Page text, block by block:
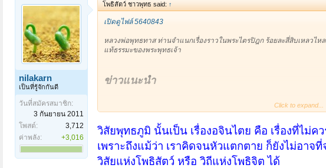
nilakarn
เป็นที่รู้จักกันดี
วันที่สมัครสมาชิก:
3 กันยายน 2011
โพสต์:
3,712
ค่าพลัง:
+3,016
โพธิสัตว์ ชาวพุทธ said: ↑
เปิดดูไฟล์ 5640843
หลวงพ่อพุทธทาส ท่านจำแนกเรื่องราวในพระไตรปิฎก ร้อยละสี่สิบเหลวไ
แท้ธรรมะของพระพุทธเจ้า
ข่าวแนะนำ
ก็คงจะเป็นพุทธประวัติจากพระโอษฐ์ ปฏิจจสมุปบาท จากพระโอษฐ์ ฯลฯ นั่น
ผมไปวัดอรุณฯหลายครั้ง มัวแต่เพลิดเพลินชมพระปรางค์…ชมโบสถ์วิหาร
การเมือง ฝีมือสมัยรัชกาลที่ 3 ฯลฯ
Click to expand...
วิสัยพุทธภูมิ นั้นเป็น เรื่องอจินไตย คือ เรื่องที่ไม่ค
เพราะถึงแม้ว่า เราคิดจนหัวแตกตาย ก็ยังไม่อาจที่
วิสัยแห่งโพธิสัตว์ หรือ วิถีแห่งโพธิจิต ได้